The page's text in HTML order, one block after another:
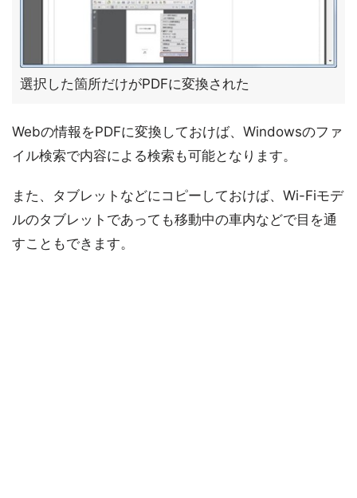
選択した箇所だけがPDFに変換された
Webの情報をPDFに変換しておけば、Windowsのファ
イル検索で内容による検索も可能となります。
また、タブレットなどにコピーしておけば、Wi-Fiモデ
ルのタブレットであっても移動中の車内などで目を通
すこともできます。